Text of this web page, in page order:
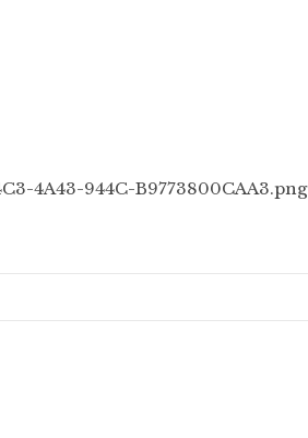
4A43-944C-B9773800CAA3.png